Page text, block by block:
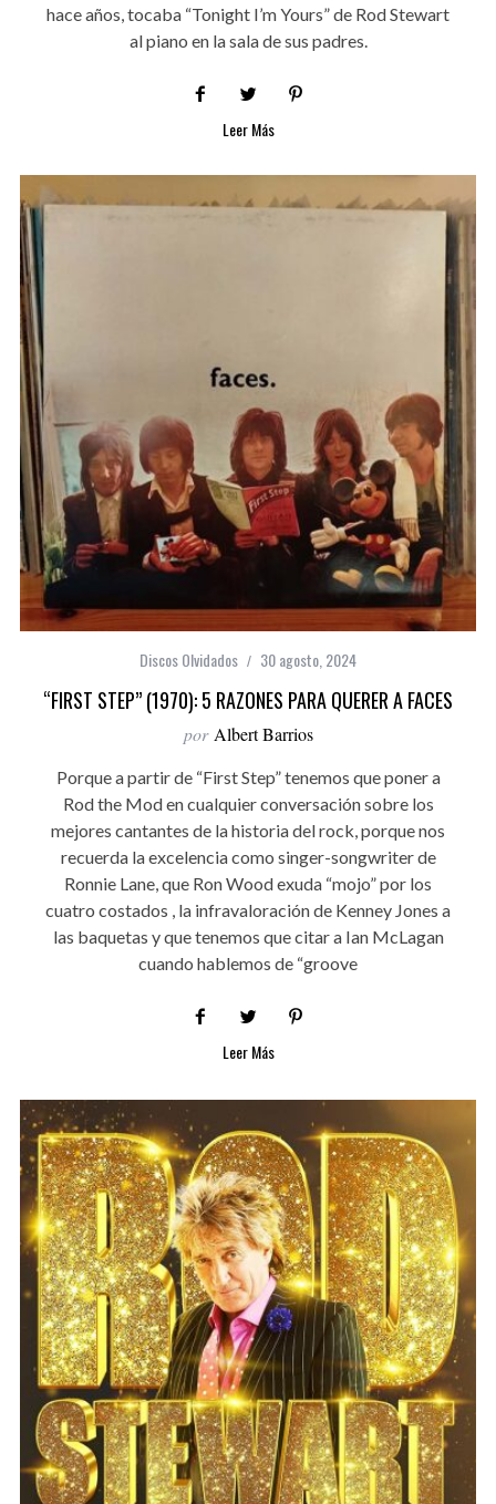
hace años, tocaba “Tonight I’m Yours” de Rod Stewart
al piano en la sala de sus padres.
Leer Más
Discos Olvidados 30 agosto, 2024
“FIRST STEP” (1970): 5 RAZONES PARA QUERER A FACES
por Albert Barrios
Porque a partir de “First Step” tenemos que poner a
Rod the Mod en cualquier conversación sobre los
mejores cantantes de la historia del rock, porque nos
recuerda la excelencia como singer-songwriter de
Ronnie Lane, que Ron Wood exuda “mojo” por los
cuatro costados , la infravaloración de Kenney Jones a
las baquetas y que tenemos que citar a Ian McLagan
cuando hablemos de “groove
Leer Más